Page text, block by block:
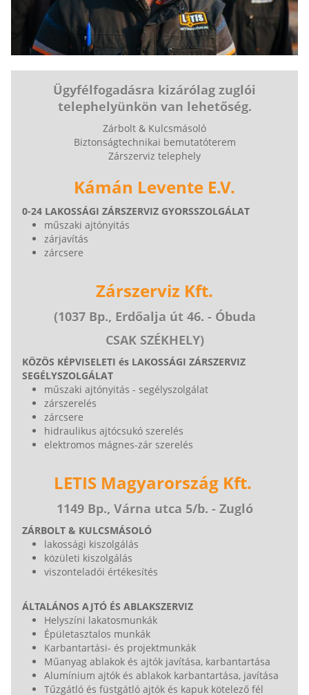
Ügyfélfogadásra kizárólag zuglói
telephelyünkön van lehetőség.
Zárbolt & Kulcsmásoló
Biztonságtechnikai bemutatóterem
Zárszerviz telephely
Kámán Levente E.V.
0-24 LAKOSSÁGI ZÁRSZERVIZ GYORSSZOLGÁLAT
műszaki ajtónyitás
zárjavítás
zárcsere
Zárszerviz Kft.
(1037 Bp., Erdőalja út 46. - Óbuda
CSAK SZÉKHELY)
KÖZÖS KÉPVISELETI és LAKOSSÁGI ZÁRSZERVIZ
SEGÉLYSZOLGÁLAT
műszaki ajtónyitás - segélyszolgálat
zárszerelés
zárcsere
hidraulikus ajtócsukó szerelés
elektromos mágnes-zár szerelés
LETIS Magyarország Kft.
1149 Bp., Várna utca 5/b. - Zugló
ZÁRBOLT & KULCSMÁSOLÓ
lakossági kiszolgálás
közületi kiszolgálás
viszonteladói értékesítés
ÁLTALÁNOS AJTÓ ÉS ABLAKSZERVIZ
Helyszíni lakatosmunkák
Épületasztalos munkák
Karbantartási- és projektmunkák
Műanyag ablakok és ajtók javítása, karbantartása
Alumínium ajtók és ablakok karbantartása, javítása
Tűzgátló és füstgátló ajtók és kapuk kötelező fél